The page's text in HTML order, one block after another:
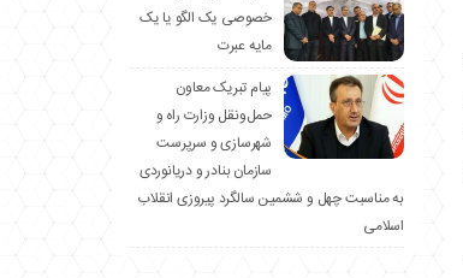
خصوصی یک الگو یا یک
مایه عبرت
️پیام تبریک معاون
حمل‌ونقل وزارت راه و
شهرسازی و سرپرست
سازمان بنادر و دریانوردی
به مناسبت چهل و ششمین سالگرد پیروزی انقلاب
اسلامی